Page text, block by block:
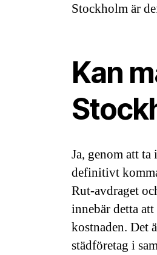
Stockholm är
Kan
Ja, genom att
definitivt
Rut-avdraget
innebär detta
kostnaden. Det
städföretag i